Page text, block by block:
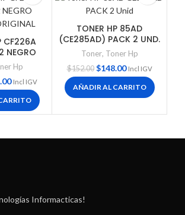
CF226A
NEGRO
Hp
Incl IGV
TONER HP 85AD
(CE285AD) PACK 2 UND.
Toner, Toner Hp
$152.00 $148.00 Incl IGV
AÑADIR AL CARRITO
Informacticas!